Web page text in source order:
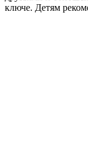
ключе. Детям